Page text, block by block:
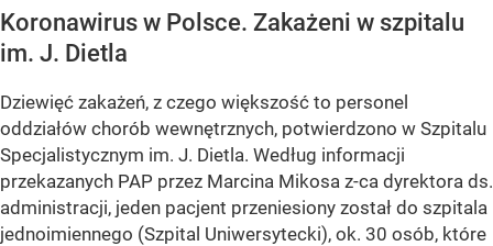
Koronawirus w Polsce. Zakażeni w szpitalu
im. J. Dietla
Dziewięć zakażeń, z czego większość to personel
oddziałów chorób wewnętrznych, potwierdzono w Szpitalu
Specjalistycznym im. J. Dietla. Według informacji
przekazanych PAP przez Marcina Mikosa z-ca dyrektora ds.
administracji, jeden pacjent przeniesiony został do szpitala
jednoimiennego (Szpital Uniwersytecki), ok. 30 osób, które